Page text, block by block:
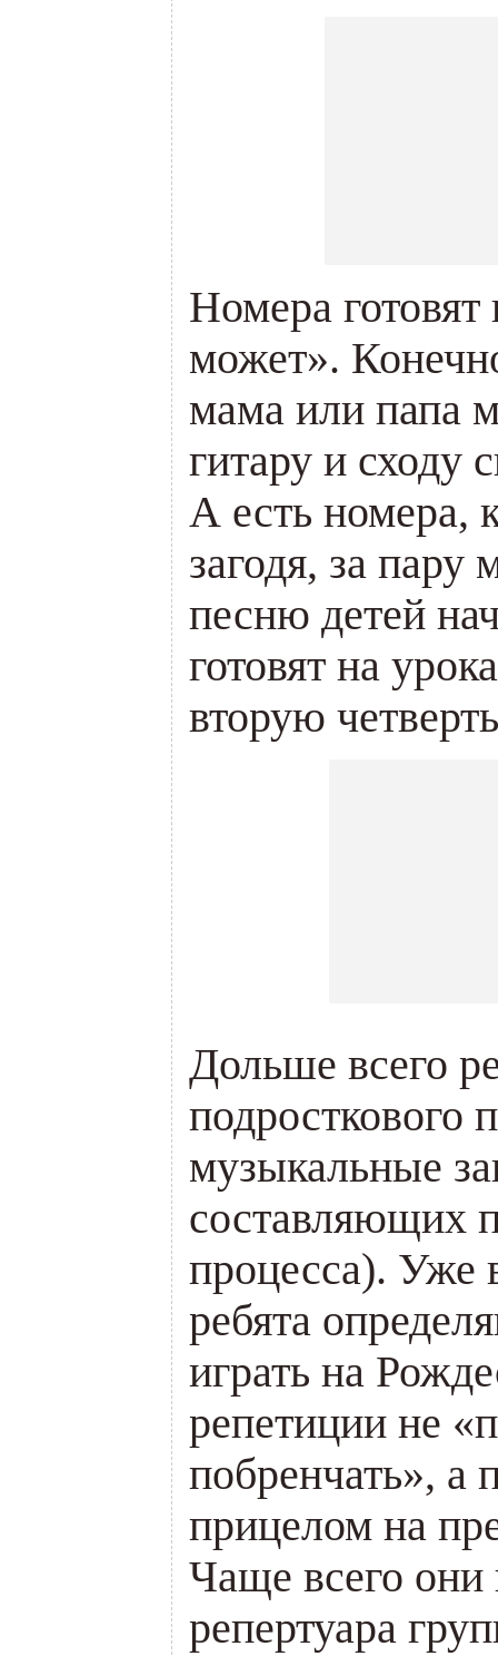
Номера
может».
мама или папа
гитару и сходу
А есть номера,
загодя, за
песню детей
готовят на
вторую
Дольше всего
подросткового
музыкальные
составляющих
процесса). Уже
ребята
играть на
репетиции не
побренчать», а
прицелом на
Чаще всего они
репертуара